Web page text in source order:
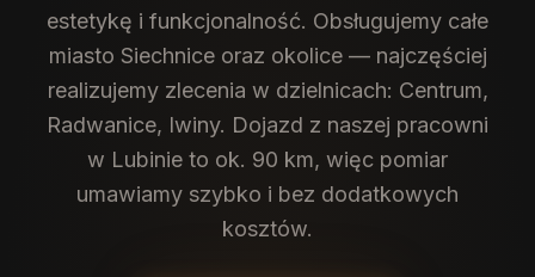
estetykę i funkcjonalność. Obsługujemy całe
miasto Siechnice oraz okolice — najczęściej
realizujemy zlecenia w dzielnicach: Centrum,
Radwanice, Iwiny. Dojazd z naszej pracowni
w Lubinie to ok. 90 km, więc pomiar
umawiamy szybko i bez dodatkowych
kosztów.